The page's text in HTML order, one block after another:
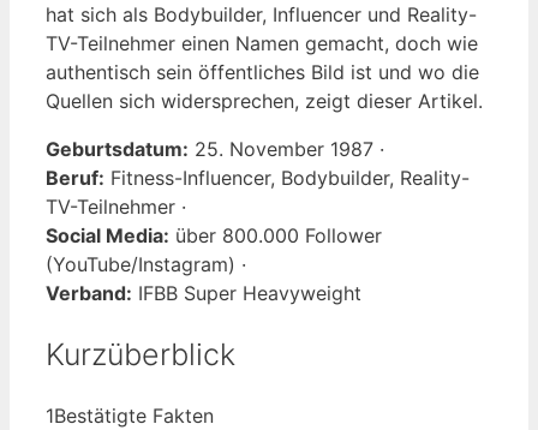
hat sich als Bodybuilder, Influencer und Reality-
TV-Teilnehmer einen Namen gemacht, doch wie
authentisch sein öffentliches Bild ist und wo die
Quellen sich widersprechen, zeigt dieser Artikel.
Geburtsdatum: 25. November 1987 ·
Beruf: Fitness-Influencer, Bodybuilder, Reality-
TV-Teilnehmer ·
Social Media: über 800.000 Follower
(YouTube/Instagram) ·
Verband: IFBB Super Heavyweight
Kurzüberblick
1Bestätigte Fakten